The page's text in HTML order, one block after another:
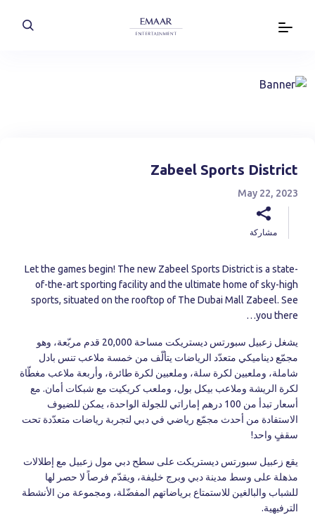
Zabeel Sports District
May 22, 2023
مشاركة
Let the games begin! The new Zabeel Sports District is a state-
of-the-art sporting facility and the ultimate home of sky-high
sports, situated on the rooftop of The Dubai Mall Zabeel. See
you there…
يشغل زعبيل سبورتس ديستريكت مساحة 20,000 قدم مربّعة، وهو
مجمّع ديناميكي متعدّد الرياضات يتألّف من خمسة ملاعب تنس بادل
شاملة، وملعبين لكرة سلة، وملعبين لكرة طائرة، وأربعة ملاعب مغطّاة
لكرة الريشة وملاعب بيكل بول، وملعب كريكيت مع شبكات أمان. مع
أسعار تبدأ من 100 درهم إماراتي للجولة الواحدة، يمكن للضيوف
الاستفادة من أحدث مجمّع رياضي في دبي لتجربة رياضات متعدّدة تحت
سقفٍ واحد!
يقع زعبيل سبورتس ديستريكت على سطح دبي مول زعبيل مع إطلالات
مذهلة على وسط مدينة دبي وبرج خليفة، ويقدّم فرصاً لا حصر لها
للشباب والبالغين للاستمتاع برياضاتهم المفضّلة، ومجموعة من الأنشطة
الترفيهية.